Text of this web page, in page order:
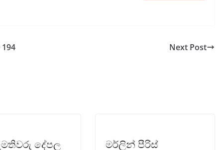
Next Post
දේපල
මර්ලින් පීරිස්